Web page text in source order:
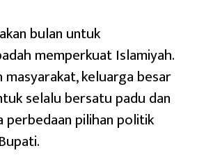
bulan untuk
memperkuat Islamiyah.
keluarga besar
selalu bersatu padu dan
perbedaan pilihan politik